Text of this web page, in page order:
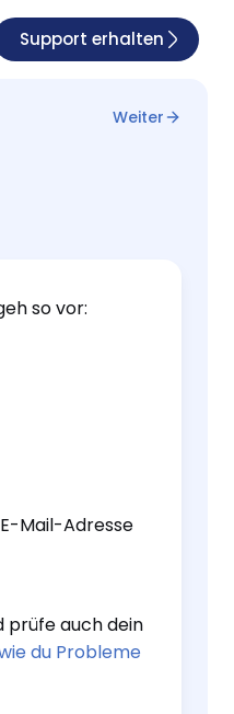
Support erhalten
Weiter
so vor:
Mail-Adresse
prüfe auch dein
du Probleme